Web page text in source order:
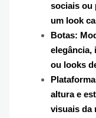
sociais ou
um look
Botas:
elegância,
ou looks
altura e
visuais da